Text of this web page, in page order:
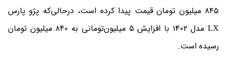
845 میلیون تومان قیمت پیدا کرده است، درحالی‌که پژو پارس
LX مدل 1402 با افزایش 5 میلیون‌تومانی به 840 میلیون تومان
رسیده است.